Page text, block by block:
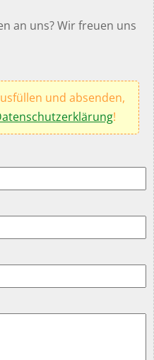
an uns? Wir freuen uns
und absenden,
!